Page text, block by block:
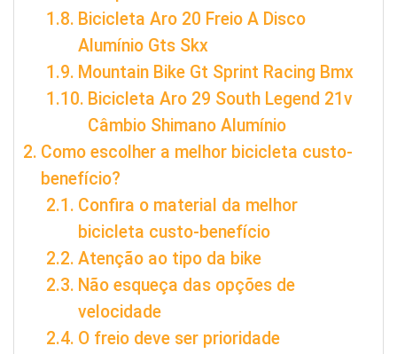
Bicicleta Aro 20 Freio A Disco
Alumínio Gts Skx
Mountain Bike Gt Sprint Racing Bmx
Bicicleta Aro 29 South Legend 21v
Câmbio Shimano Alumínio
Como escolher a melhor bicicleta custo-
benefício?
Confira o material da melhor
bicicleta custo-benefício
Atenção ao tipo da bike
Não esqueça das opções de
velocidade
O freio deve ser prioridade